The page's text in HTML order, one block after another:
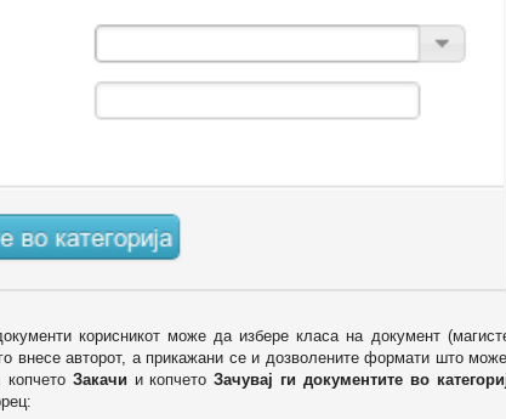
корисникот може да избере класа на документ
внесе авторот, а прикажани се и дозволените формати што
Закачи и копчетоЗачувај ги документите во